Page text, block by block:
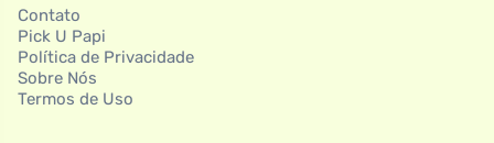
Contato
Pick U Papi
Política de Privacidade
Sobre Nós
Termos de Uso